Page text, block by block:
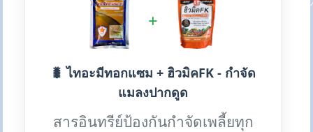
+
🐛 ไทอะมีทอกแซม + ฮิวมิคFK - กำจัด
แมลงปากดูด
สารอินทรีย์ป้องกันกำจัดเพลี้ยทุก